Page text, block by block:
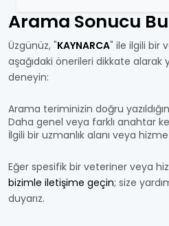
Arama Sonucu
Üzgünüz, "KAYNARCA" ile ilgili bir
aşağıdaki önerileri dikkate
deneyin:
Arama teriminizin doğru
Daha genel veya farklı anahtar
İlgili bir uzmanlık alanı veya
Eğer spesifik bir veteriner veya
bizimle iletişime geçin; size
duyarız.